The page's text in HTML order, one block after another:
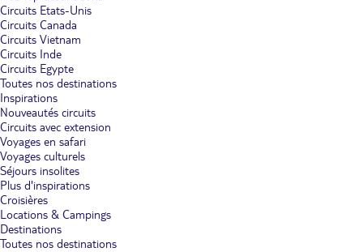
Circuits Etats-Unis
Circuits Canada
Circuits Vietnam
Circuits Inde
Circuits Egypte
Toutes nos destinations
Inspirations
Nouveautés circuits
Circuits avec extension
Voyages en safari
Voyages culturels
Séjours insolites
Plus d'inspirations
Croisières
Locations & Campings
Destinations
Toutes nos destinations